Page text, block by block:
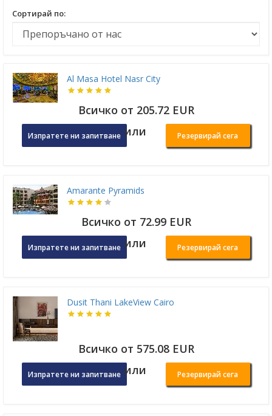
Сортирай по:
Al Masa Hotel Nasr City
Всичко от 205.72 EUR
Изпратете ни запитване или Резервирай сега
Amarante Pyramids
Всичко от 72.99 EUR
Изпратете ни запитване или Резервирай сега
Dusit Thani LakeView Cairo
Всичко от 575.08 EUR
Изпратете ни запитване или Резервирай сега